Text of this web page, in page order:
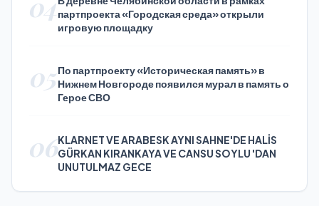
партпроекта «Городская среда» открыли
игровую площадку
05По партпроекту «Историческая память» в
Нижнем Новгороде появился мурал в память о
Герое СВО
06KLARNET VE ARABESK AYNI SAHNE'DE HALİS
GÜRKAN KIRANKAYA VE CANSU SOYLU 'DAN
UNUTULMAZ GECE